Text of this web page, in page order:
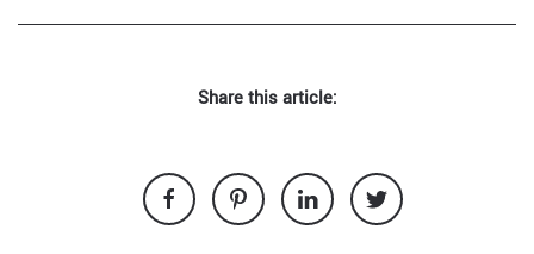
Share this article: